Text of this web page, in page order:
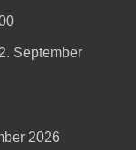
September
2026